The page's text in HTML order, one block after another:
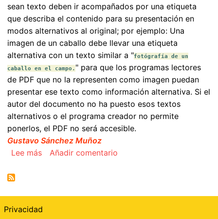
sean texto deben ir acompañados por una etiqueta
que describa el contenido para su presentación en
modos alternativos al original; por ejemplo: Una
imagen de un caballo debe llevar una etiqueta
alternativa con un texto similar a "fotógrafía de un
caballo en el campo. " para que los programas lectores
de PDF que no la representen como imagen puedan
presentar ese texto como información alternativa. Si el
autor del documento no ha puesto esos textos
alternativos o el programa creador no permite
ponerlos, el PDF no será accesible.
Gustavo Sánchez Muñoz
Lee mássobre Los objetos gráficos o multimedia no
Añadir comentario
Privacidad